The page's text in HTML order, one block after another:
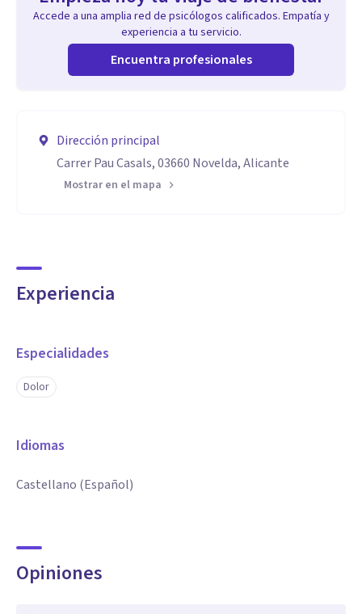
Accede a una amplia red de psicólogos calificados. Empatía y
experiencia a tu servicio.
Encuentra profesionales
Dirección principal
Carrer Pau Casals, 03660 Novelda, Alicante
Mostrar en el mapa
Experiencia
Especialidades
Dolor
Idiomas
Castellano (Español)
Opiniones